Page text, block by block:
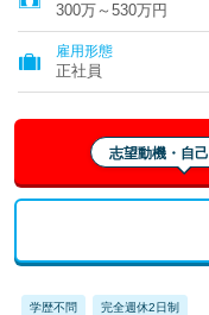
300万～530万円
雇用形態
正社員
志望動機・自
学歴不問 完全週休2日制